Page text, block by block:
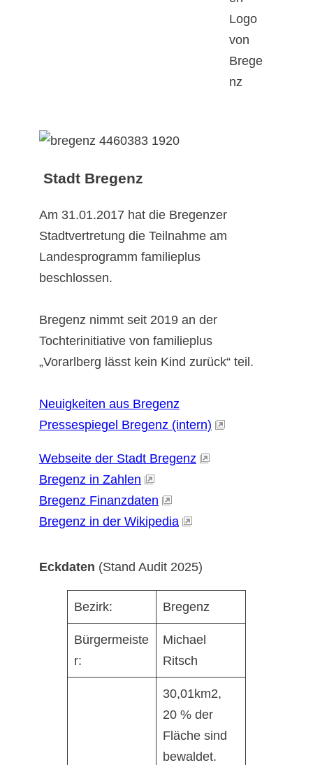
Stadt Bregenz
Am 31.01.2017 hat die Bregenzer
Stadtvertretung die Teilnahme am
Landesprogramm familieplus
beschlossen.
Bregenz nimmt seit 2019 an der
Tochterinitiative von familieplus
„Vorarlberg lässt kein Kind zurück“ teil.
Neuigkeiten aus Bregenz
Pressespiegel Bregenz (intern)
Webseite der Stadt Bregenz
Bregenz in Zahlen
Bregenz Finanzdaten
Bregenz in der Wikipedia
Eckdaten (Stand Audit 2025)
Bezirk: Bregenz
Bürgermeiste
r:
Michael
Ritsch
30,01km2,
20 % der
Fläche sind
bewaldet.